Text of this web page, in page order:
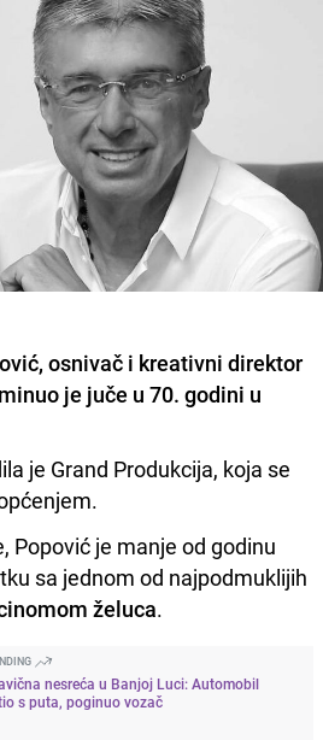
osnivač i kreativni direktor
je juče u 70. godini u
je Grand Produkcija, koja se
Popović je manje od godinu
sa jednom od najpodmuklijih
želuca.
nesreća u Banjoj Luci: Automobil
s puta, poginuo vozač